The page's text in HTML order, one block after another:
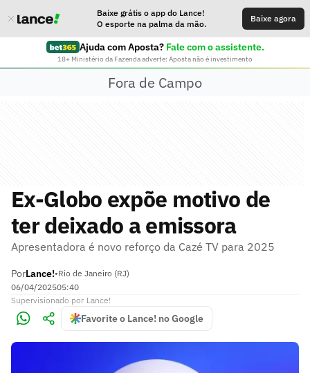
Baixe grátis o app do Lance!
O esporte na palma da mão.
Baixe agora
Ajuda com Aposta? Fale com o assistente.
18+ Ministério da Fazenda adverte: Aposta não é investimento
Fora de Campo
Ex-Globo expõe motivo de
ter deixado a emissora
Apresentadora é novo reforço da Cazé TV para 2025
PorLance!•Rio de Janeiro (RJ)
06/04/202505:40
Supervisionado por Lance!
Favorite o Lance! no Google